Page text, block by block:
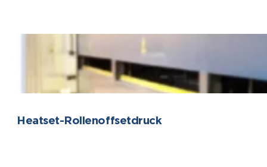
Heatset-Rollenoffsetdruck